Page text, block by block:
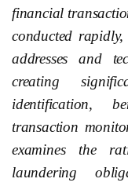
financial
conducted
addresses and
creating
identification,
transaction
examines the
laundering